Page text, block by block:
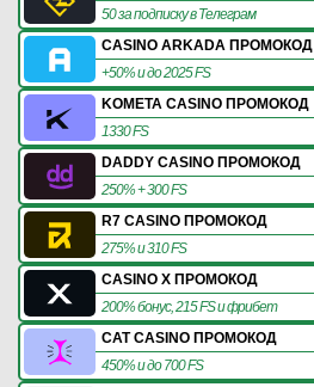
50 за подписку в Телеграм
CASINO ARKADA ПРОМОКОД
+50% и до 2025 FS
KOMETA CASINO ПРОМОКОД
1330 FS
DADDY CASINO ПРОМОКОД
250% + 300 FS
R7 CASINO ПРОМОКОД
275% и 310 FS
CASINO X ПРОМОКОД
200% бонус, 215 FS и фрибет
CAT CASINO ПРОМОКОД
450% и до 700 FS